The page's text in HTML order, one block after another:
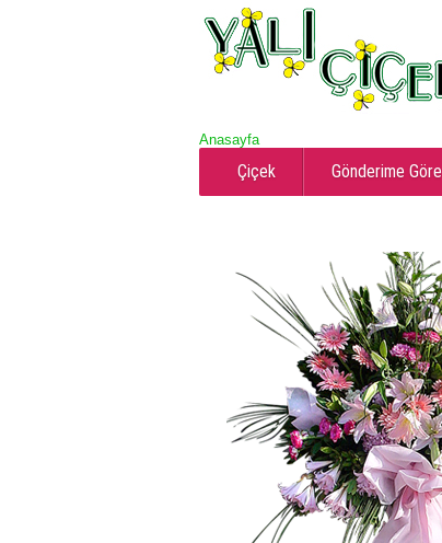
Anasayfa
Çiçek Gönderime Göre